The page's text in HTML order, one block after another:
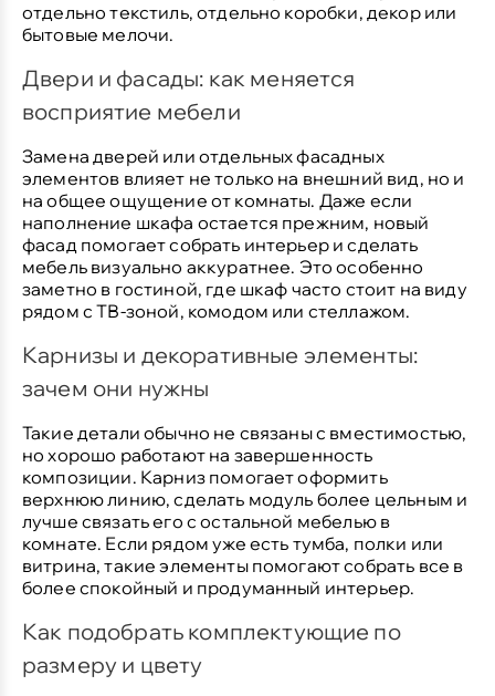
отдельно текстиль, отдельно коробки, декор или
бытовые мелочи.
Двери и фасады: как меняется
восприятие мебели
Замена дверей или отдельных фасадных
элементов влияет не только на внешний вид, но и
на общее ощущение от комнаты. Даже если
наполнение шкафа остается прежним, новый
фасад помогает собрать интерьер и сделать
мебель визуально аккуратнее. Это особенно
заметно в гостиной, где шкаф часто стоит на виду
рядом с ТВ-зоной, комодом или стеллажом.
Карнизы и декоративные элементы:
зачем они нужны
Такие детали обычно не связаны с вместимостью,
но хорошо работают на завершенность
композиции. Карниз помогает оформить
верхнюю линию, сделать модуль более цельным и
лучше связать его с остальной мебелью в
комнате. Если рядом уже есть тумба, полки или
витрина, такие элементы помогают собрать все в
более спокойный и продуманный интерьер.
Как подобрать комплектующие по
размеру и цвету